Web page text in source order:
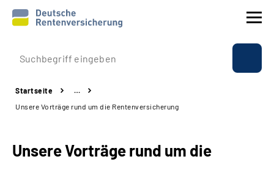
Prävention
Reha
Startseite
…
Unsere Vorträge rund um die Rentenversicherung
Unsere Vorträge rund um die